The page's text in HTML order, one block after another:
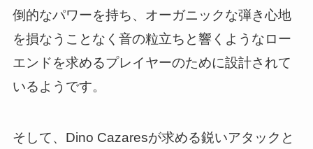
倒的なパワーを持ち、オーガニックな弾き心地
を損なうことなく音の粒立ちと響くようなロー
エンドを求めるプレイヤーのために設計されて
いるようです。
そして、Dino Cazaresが求める鋭いアタックと